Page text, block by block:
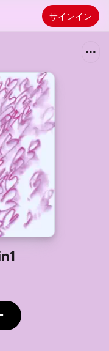
サインイン
ール